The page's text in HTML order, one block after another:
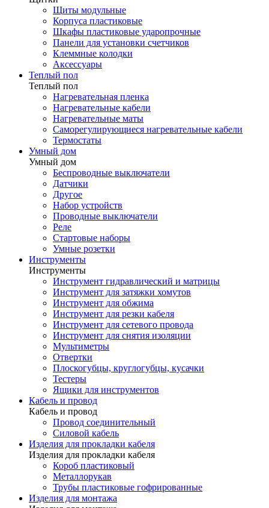
Щиты модульные
Корпуса пластиковые
Шкафы пластиковые ударопрочные
Панели для установки счетчиков
Клеммные колодки
Аксессуары
Теплый пол
Теплый пол
Нагревательная пленка
Нагревательные кабели
Нагревательные маты
Саморегулирующиеся нагревательные кабели
Термостаты
Умный дом
Умный дом
Беспроводные выключатели
Датчики
Другое
Набор устройств
Проводные выключатели
Реле
Стартовые наборы
Умные розетки
Инструменты
Инструменты
Инструмент гидравлический и матрицы
Инструмент для затяжки хомутов
Инструмент для обжима
Инструмент для резки кабеля
Инструмент для сетевого провода
Инструмент для снятия изоляции
Мультиметры
Отвертки
Плоскогубцы, круглогубцы, кусачки
Тестеры
Ящики для инструментов
Кабель и провод
Кабель и провод
Провод соединительный
Силовой кабель
Изделия для прокладки кабеля
Изделия для прокладки кабеля
Короб пластиковый
Металлорукав
Трубы пластиковые гофрированные
Изделия для монтажа